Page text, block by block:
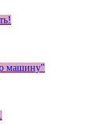
машину"